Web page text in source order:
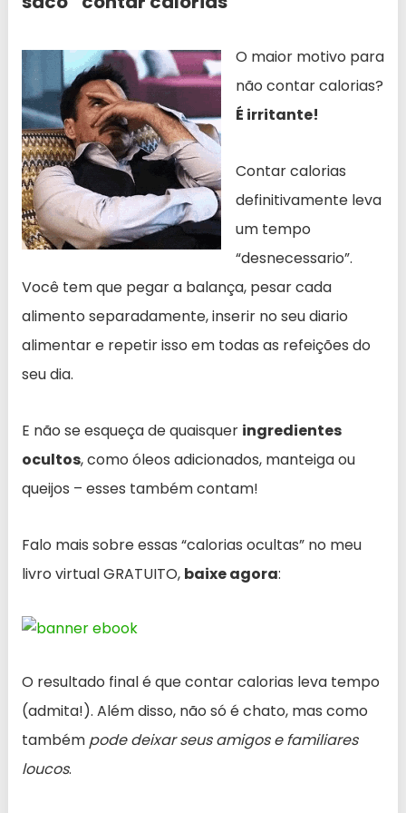
O maior motivo para
não contar calorias?
É irritante!
Contar calorias
definitivamente leva
um tempo
“desnecessario”.
Você tem que pegar a balança, pesar cada
alimento separadamente, inserir no seu diario
alimentar e repetir isso em todas as refeições do
seu dia.
E não se esqueça de quaisquer ingredientes
ocultos, como óleos adicionados, manteiga ou
queijos – esses também contam!
Falo mais sobre essas “calorias ocultas” no meu
livro virtual GRATUITO, baixe agora:
O resultado final é que contar calorias leva tempo
(admita!). Além disso, não só é chato, mas como
também pode deixar seus amigos e familiares
loucos.